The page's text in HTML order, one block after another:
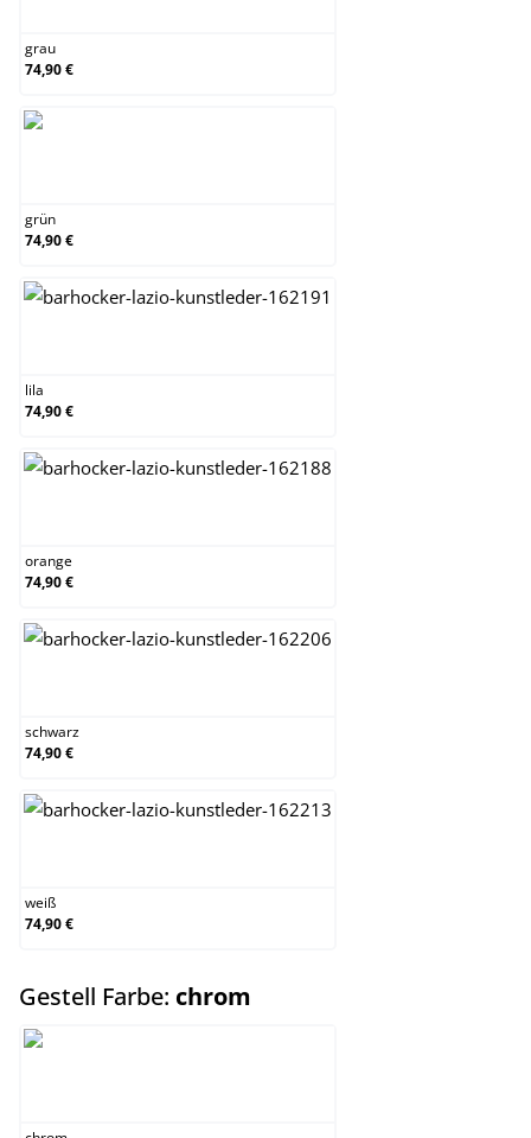
grau
74,90 €
grün
74,90 €
lila
74,90 €
orange
74,90 €
schwarz
74,90 €
weiß
74,90 €
Gestell Farbe: chrom